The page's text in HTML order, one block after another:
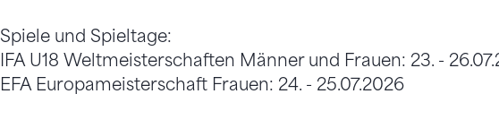
Spiele und Spieltage:
IFA U18 Weltmeisterschaften Männer und Frauen: 23. -
EFA Europameisterschaft Frauen: 24. - 25.07.2026